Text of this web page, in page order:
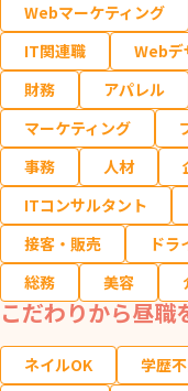
Webマーケティング
IT関連職
Webデ
財務
アパレル
マーケティング
事務
人材
ITコンサルタント
接客・販売
ドラ
総務
美容
こだわりから昼職
ネイルOK 学歴